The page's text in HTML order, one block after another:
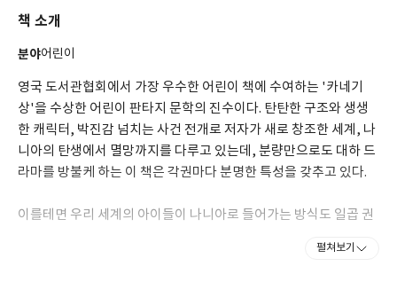
국과 지옥의 이혼』, 『헤아려 본 슬픔』, 『시편 사색』, 『네 가
인 기도』, 『기적』, 『영광의 무게』, 『루이스가 메리에게』,
『피고석의 하나님』, 『루이스가 나니아의 아이들에게』, 『기독
교적 숙고』, 『당신의 벗, 루이스』, 『순례자의 귀향』, 『세상
의 마지막 밤』, 『실낙원 서문』, 『오독』, 『침묵의 행성 밖에
서』, 『페렐란드라』, 『그 가공할 힘』이 있다.
책 소개
분야어린이
영국 도서관협회에서 가장 우수한 어린이 책에 수여하는 '카네기
상'을 수상한 어린이 판타지 문학의 진수이다. 탄탄한 구조와 생생
한 캐릭터, 박진감 넘치는 사건 전개로 저자가 새로 창조한 세계, 나
니아의 탄생에서 멸망까지를 다루고 있는데, 분량만으로도 대하 드
라마를 방불케 하는 이 책은 각권마다 분명한 특성을 갖추고 있다.
이를테면 우리 세계의 아이들이 나니아로 들어가는 방식도 일곱 권
펼쳐보기